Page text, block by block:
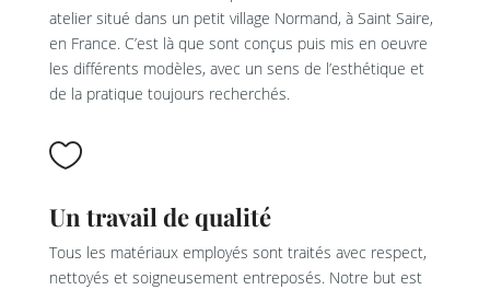
atelier situé dans un petit village Normand, à Saint Saire,
en France. C’est là que sont conçus puis mis en oeuvre
les différents modèles, avec un sens de l’esthétique et
de la pratique toujours recherchés.

Un travail de qualité
Tous les matériaux employés sont traités avec respect,
nettoyés et soigneusement entreposés. Notre but est